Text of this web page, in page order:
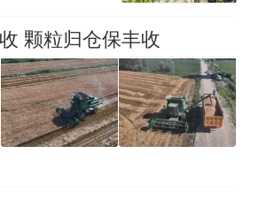
颗粒归仓保丰收